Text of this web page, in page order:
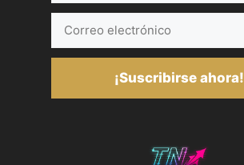
electrónico
¡Suscribirse ahora!